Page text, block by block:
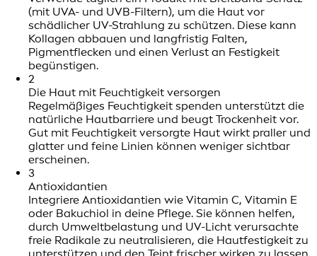
(mit UVA- und UVB-Filtern), um die Haut vor
schädlicher UV-Strahlung zu schützen. Diese kann
Kollagen abbauen und langfristig Falten,
Pigmentflecken und einen Verlust an Festigkeit
begünstigen.
2
Die Haut mit Feuchtigkeit versorgen
Regelmäßiges Feuchtigkeit spenden unterstützt die
natürliche Hautbarriere und beugt Trockenheit vor.
Gut mit Feuchtigkeit versorgte Haut wirkt praller und
glatter und feine Linien können weniger sichtbar
erscheinen.
3
Antioxidantien
Integriere Antioxidantien wie Vitamin C, Vitamin E
oder Bakuchiol in deine Pflege. Sie können helfen,
durch Umweltbelastung und UV-Licht verursachte
freie Radikale zu neutralisieren, die Hautfestigkeit zu